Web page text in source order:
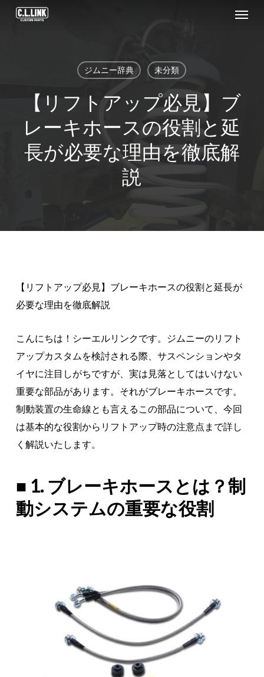
Skip
Menu
ジムニー辞典 未分類
【リフトアップ必見】ブ
レーキホースの役割と延
長が必要な理由を徹底解
説
【リフトアップ必見】ブレーキホースの役割と延長が
必要な理由を徹底解説
こんにちは！シーエルリンクです。ジムニーのリフト
アップカスタムを検討される際、サスペンションやタ
イヤに注目しがちですが、実は見落としてはいけない
重要な部品があります。それがブレーキホースです。
制動装置の生命線とも言えるこの部品について、今回
は基本的な役割からリフトアップ時の注意点まで詳し
く解説いたします。
■ 1. ブレーキホースとは？制
動システムの重要な役割